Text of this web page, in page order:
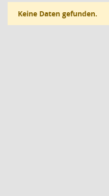
Keine Daten gefunden.